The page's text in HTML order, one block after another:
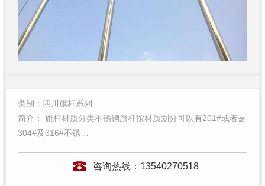
类别：四川旗杆系列
简介： 旗杆材质分类不锈钢旗杆按材质划分可以有201#或者是
304#及316#不锈…
咨询热线： 13540270518